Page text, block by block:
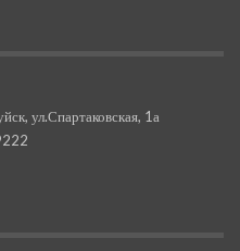
ул.Спартаковская, 1а